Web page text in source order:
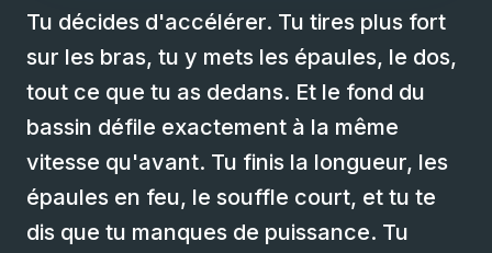
Tu décides d'accélérer. Tu tires plus fort
sur les bras, tu y mets les épaules, le dos,
tout ce que tu as dedans. Et le fond du
bassin défile exactement à la même
vitesse qu'avant. Tu finis la longueur, les
épaules en feu, le souffle court, et tu te
dis que tu manques de puissance. Tu